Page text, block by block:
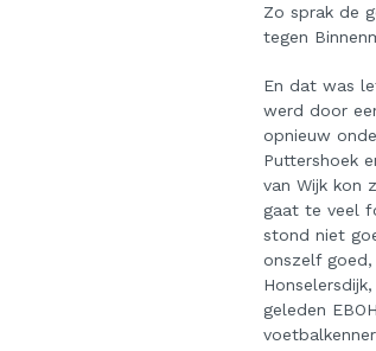
Zo sprak de
tegen
En dat was
werd door
opnieuw
Puttershoek
van Wijk kon
gaat te veel
stond niet
onszelf
geleden